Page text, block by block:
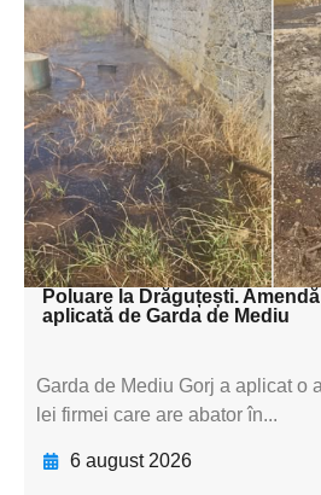
Adaugă aici
textul pentru
textul pentru
textul pentru
Poluare la Drăguțești.
aplicată de Garda de Mediu
Garda de Mediu Gorj a aplicat o
lei firmei care are abator în...
6 august 2026